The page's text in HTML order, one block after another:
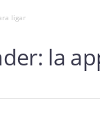
ligar
la